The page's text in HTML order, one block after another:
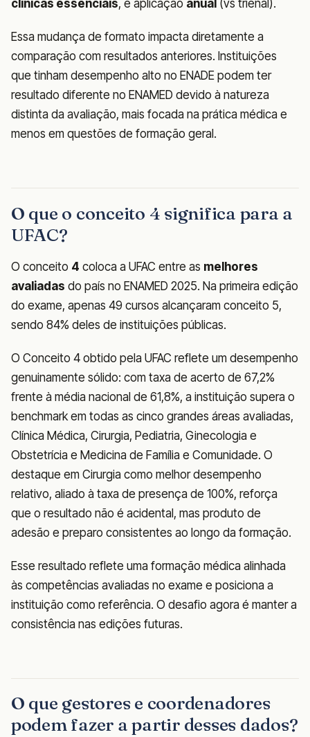
clínicas essenciais, e aplicação anual (vs trienal).
Essa mudança de formato impacta diretamente a
comparação com resultados anteriores. Instituições
que tinham desempenho alto no ENADE podem ter
resultado diferente no ENAMED devido à natureza
distinta da avaliação, mais focada na prática médica e
menos em questões de formação geral.
O que o conceito 4 significa para a
UFAC?
O conceito 4 coloca a UFAC entre as melhores
avaliadas do país no ENAMED 2025. Na primeira edição
do exame, apenas 49 cursos alcançaram conceito 5,
sendo 84% deles de instituições públicas.
O Conceito 4 obtido pela UFAC reflete um desempenho
genuinamente sólido: com taxa de acerto de 67,2%
frente à média nacional de 61,8%, a instituição supera o
benchmark em todas as cinco grandes áreas avaliadas,
Clínica Médica, Cirurgia, Pediatria, Ginecologia e
Obstetrícia e Medicina de Família e Comunidade. O
destaque em Cirurgia como melhor desempenho
relativo, aliado à taxa de presença de 100%, reforça
que o resultado não é acidental, mas produto de
adesão e preparo consistentes ao longo da formação.
Esse resultado reflete uma formação médica alinhada
às competências avaliadas no exame e posiciona a
instituição como referência. O desafio agora é manter a
consistência nas edições futuras.
O que gestores e coordenadores
podem fazer a partir desses dados?